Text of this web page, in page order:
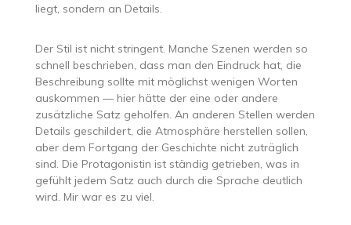
liegt, sondern an Details.
Der Stil ist nicht stringent. Manche Szenen werden so
schnell beschrieben, dass man den Eindruck hat, die
Beschreibung sollte mit möglichst wenigen Worten
auskommen — hier hätte der eine oder andere
zusätzliche Satz geholfen. An anderen Stellen werden
Details geschildert, die Atmosphäre herstellen sollen,
aber dem Fortgang der Geschichte nicht zuträglich
sind. Die Protagonistin ist ständig getrieben, was in
gefühlt jedem Satz auch durch die Sprache deutlich
wird. Mir war es zu viel.